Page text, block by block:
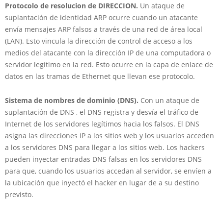
Protocolo de resolucion de DIRECCION. Un ataque de
suplantación de identidad ARP ocurre cuando un atacante
envía mensajes ARP falsos a través de una red de área local
(LAN). Esto vincula la dirección de control de acceso a los
medios del atacante con la dirección IP de una computadora o
servidor legítimo en la red. Esto ocurre en la capa de enlace de
datos en las tramas de Ethernet que llevan ese protocolo.
Sistema de nombres de dominio (DNS). Con un ataque de
suplantación de DNS , el DNS registra y desvía el tráfico de
Internet de los servidores legítimos hacia los falsos. El DNS
asigna las direcciones IP a los sitios web y los usuarios acceden
a los servidores DNS para llegar a los sitios web. Los hackers
pueden inyectar entradas DNS falsas en los servidores DNS
para que, cuando los usuarios accedan al servidor, se envíen a
la ubicación que inyectó el hacker en lugar de a su destino
previsto.